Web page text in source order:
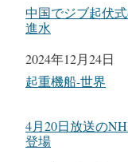
中国でジブ起伏
進水
日付
2024年12月24日
関連理由
起重機船-世界
4月20日放送の
登場